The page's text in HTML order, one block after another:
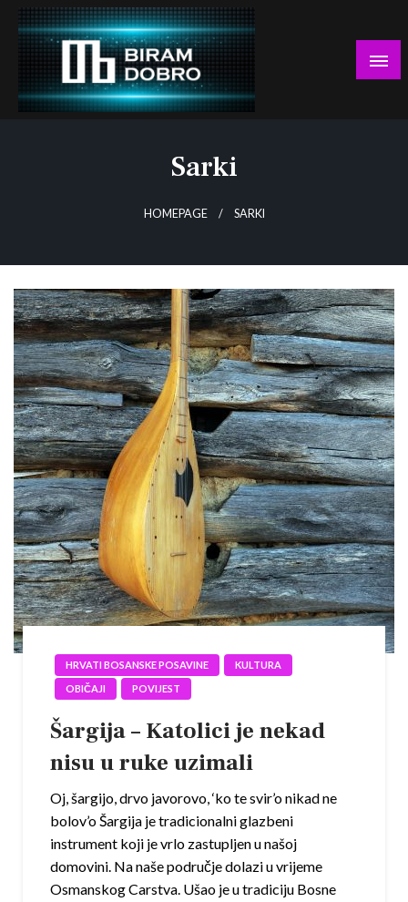
Skip
content
Sarki
HOMEPAGE SARKI
HRVATI BOSANSKE POSAVINE
KULTURA
OBIČAJI
POVIJEST
Šargija – Katolici je nekad
nisu u ruke uzimali
Oj, šargijo, drvo javorovo, ‘ko te svir’o nikad ne
bolov’o Šargija je tradicionalni glazbeni
instrument koji je vrlo zastupljen u našoj
domovini. Na naše područje dolazi u vrijeme
Osmanskog Carstva. Ušao je u tradiciju Bosne